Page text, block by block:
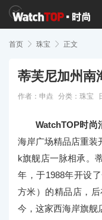
首页  珠宝  正文
蒂芙尼加州南
作者：申垚 分类： 珠宝
WatchTOP时尚
海岸广场精品店重装
k旗舰店一脉相承。
年，于1988年开设
方米）的精品店，
今，这家西海岸旗舰